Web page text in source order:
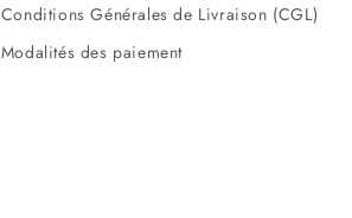
Conditions Générales de Livraison (CGL)
Modalités des paiement